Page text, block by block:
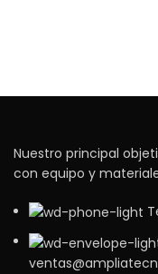
Nuestro principal
con equipo y